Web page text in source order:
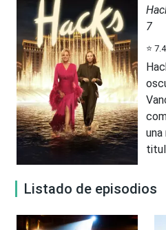
7
⭐ 7.4
una
Listado de episodios